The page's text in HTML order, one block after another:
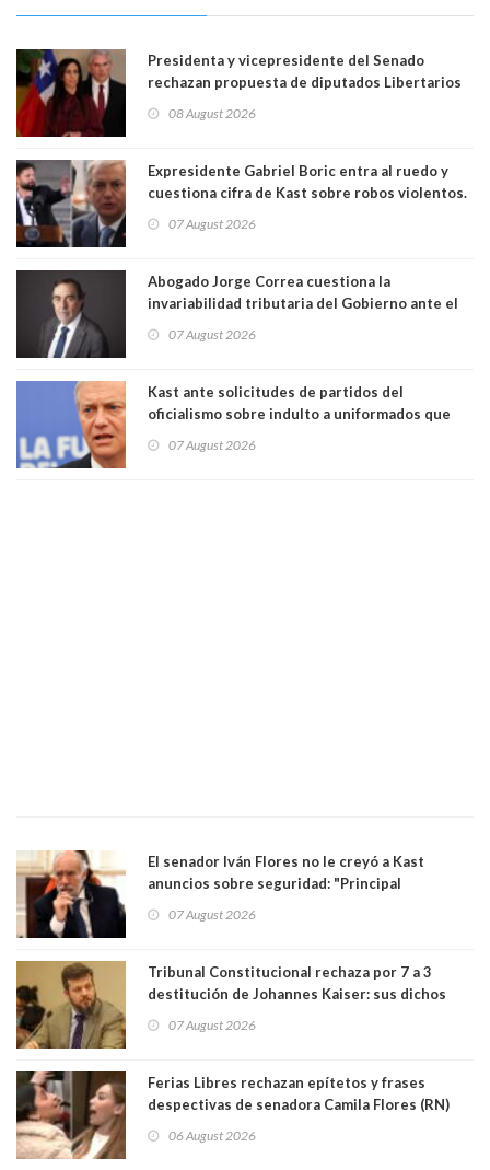
Presidenta y vicepresidente del Senado
rechazan propuesta de diputados Libertarios
"Constituye un camino equivocado"
08 August 2026
Expresidente Gabriel Boric entra al ruedo y
cuestiona cifra de Kast sobre robos violentos.
07 August 2026
Abogado Jorge Correa cuestiona la
invariabilidad tributaria del Gobierno ante el
democracia” y "defendemos la alternancia en el
07 August 2026
Kast ante solicitudes de partidos del
oficialismo sobre indulto a uniformados que
07 August 2026
El senador Iván Flores no le creyó a Kast
anuncios sobre seguridad: "Principal
perseguir ruta del dinero y levantar secreto
07 August 2026
Tribunal Constitucional rechaza por 7 a 3
destitución de Johannes Kaiser: sus dichos
justicia constitucional porque no es diputado
07 August 2026
Ferias Libres rechazan epítetos y frases
despectivas de senadora Camila Flores (RN)
06 August 2026